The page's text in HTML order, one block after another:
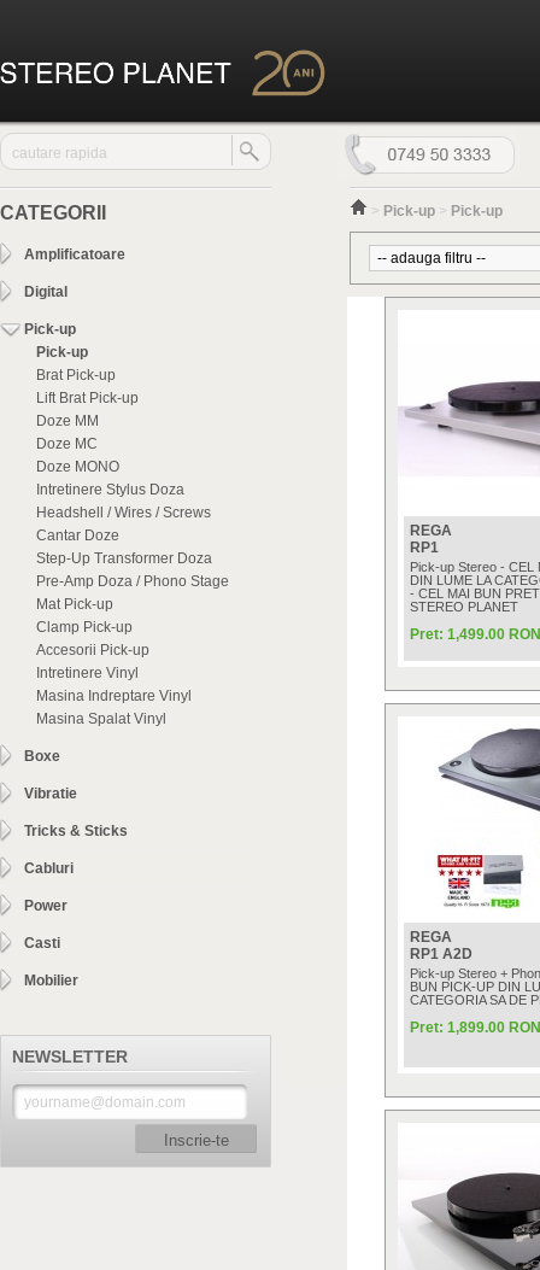
CATEGORII
Amplificatoare
Digital
Pick-up
Pick-up
Brat Pick-up
Lift Brat Pick-up
Doze MM
Doze MC
Doze MONO
Intretinere Stylus Doza
Headshell / Wires / Screws
Cantar Doze
Step-Up Transformer Doza
Pre-Amp Doza / Phono Stage
Mat Pick-up
Clamp Pick-up
Accesorii Pick-up
Intretinere Vinyl
Masina Indreptare Vinyl
Masina Spalat Vinyl
Boxe
Vibratie
Tricks & Sticks
Cabluri
Power
Casti
Mobilier
NEWSLETTER
Inscrie-te
> Pick-up > Pick-up
REGA
RP1
Pick-up Stereo - CEL
DIN LUME LA
- CEL MAI BUN
STEREO PLANET
Pret: 1,499.00 RON
REGA
RP1 A2D
Pick-up Stereo +
BUN PICK-UP DIN
CATEGORIA SA DE
Pret: 1,899.00 RON